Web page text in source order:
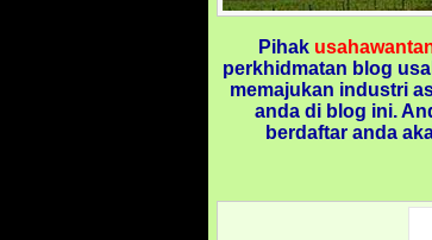
Pihak
perkhidmatan blog
memajukan industri
anda di blog ini.
berdaftar anda